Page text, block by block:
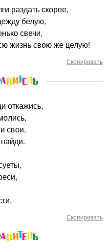
раздать скорее,
белую,
свечи,
жизнь свою же целую!
Скопировать
откажись,
свои,
Скопировать